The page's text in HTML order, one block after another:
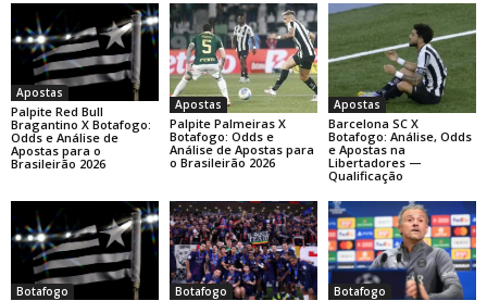
Apostas
Palpite Red Bull
Bragantino X Botafogo:
Odds e Análise de
Apostas para o
Brasileirão 2026
Apostas
Palpite Palmeiras X
Botafogo: Odds e
Análise de Apostas para
o Brasileirão 2026
Apostas
Barcelona SC X
Botafogo: Análise, Odds
e Apostas na
Libertadores —
Qualificação
Botafogo Botafogo Botafogo